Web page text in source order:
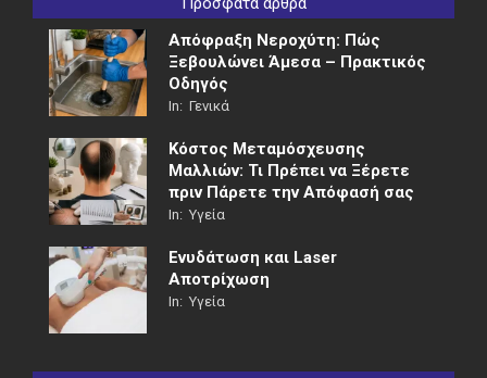
Απόφραξη Νεροχύτη: Πώς
Ξεβουλώνει Άμεσα – Πρακτικός
Οδηγός
In: Γενικά
Κόστος Μεταμόσχευσης
Μαλλιών: Τι Πρέπει να Ξέρετε
πριν Πάρετε την Απόφασή σας
In: Υγεία
Ενυδάτωση και Laser
Αποτρίχωση
In: Υγεία